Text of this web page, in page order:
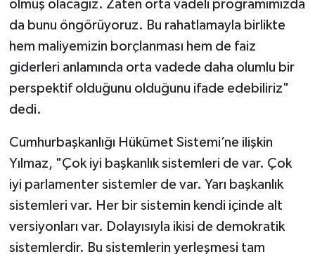
olmuş olacağız. Zaten orta vadeli programımızda
da bunu öngörüyoruz. Bu rahatlamayla birlikte
hem maliyemizin borçlanması hem de faiz
giderleri anlamında orta vadede daha olumlu bir
perspektif olduğunu olduğunu ifade edebiliriz"
dedi.
Cumhurbaşkanlığı Hükümet Sistemi’ne ilişkin
Yılmaz, "Çok iyi başkanlık sistemleri de var. Çok
iyi parlamenter sistemler de var. Yarı başkanlık
sistemleri var. Her bir sistemin kendi içinde alt
versiyonları var. Dolayısıyla ikisi de demokratik
sistemlerdir. Bu sistemlerin yerleşmesi tam